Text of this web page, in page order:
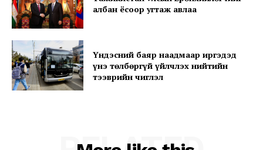
SUBSCRIBE NOW
албан ёсоор угтаж авлаа
Үндэсний баяр наадмаар иргэдэд
үнэ төлбөргүй үйлчлэх нийтийн
тээврийн чиглэл